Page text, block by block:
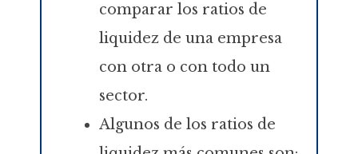
comparar los ratios de
liquidez de una empresa
con otra o con todo un
sector.
Algunos de los ratios de